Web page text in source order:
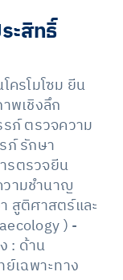
ะสิทธิ์
ครโมโซม ยีน
พเชิงลึก
ภ์ ตรวจความ
ภ์ รักษา
รตรวจยีน
ามชำนาญ
สูติศาสตร์และ
) -
: ด้าน
เฉพาะทาง